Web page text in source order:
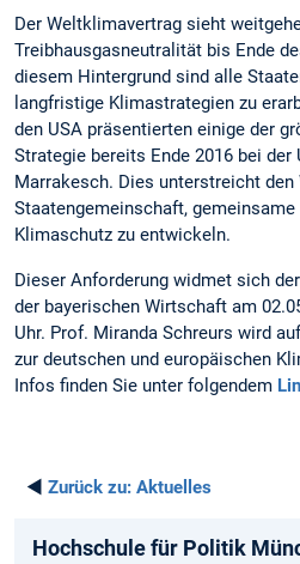
Der Weltklimavertrag sieht
Treibhausgasneutralität bis Ende
diesem Hintergrund sind alle
langfristige Klimastrategien zu
den USA präsentierten einige der
Strategie bereits Ende 2016 bei
Marrakesch. Dies unterstreicht den
Staatengemeinschaft,
Klimaschutz zu entwickeln.
Dieser Anforderung widmet sich
der bayerischen Wirtschaft am
Uhr. Prof. Miranda Schreurs wird
zur deutschen und europäischen
Infos finden Sie unter folgendem
◄ Zurück zu: Aktuelles
Hochschule für Politik